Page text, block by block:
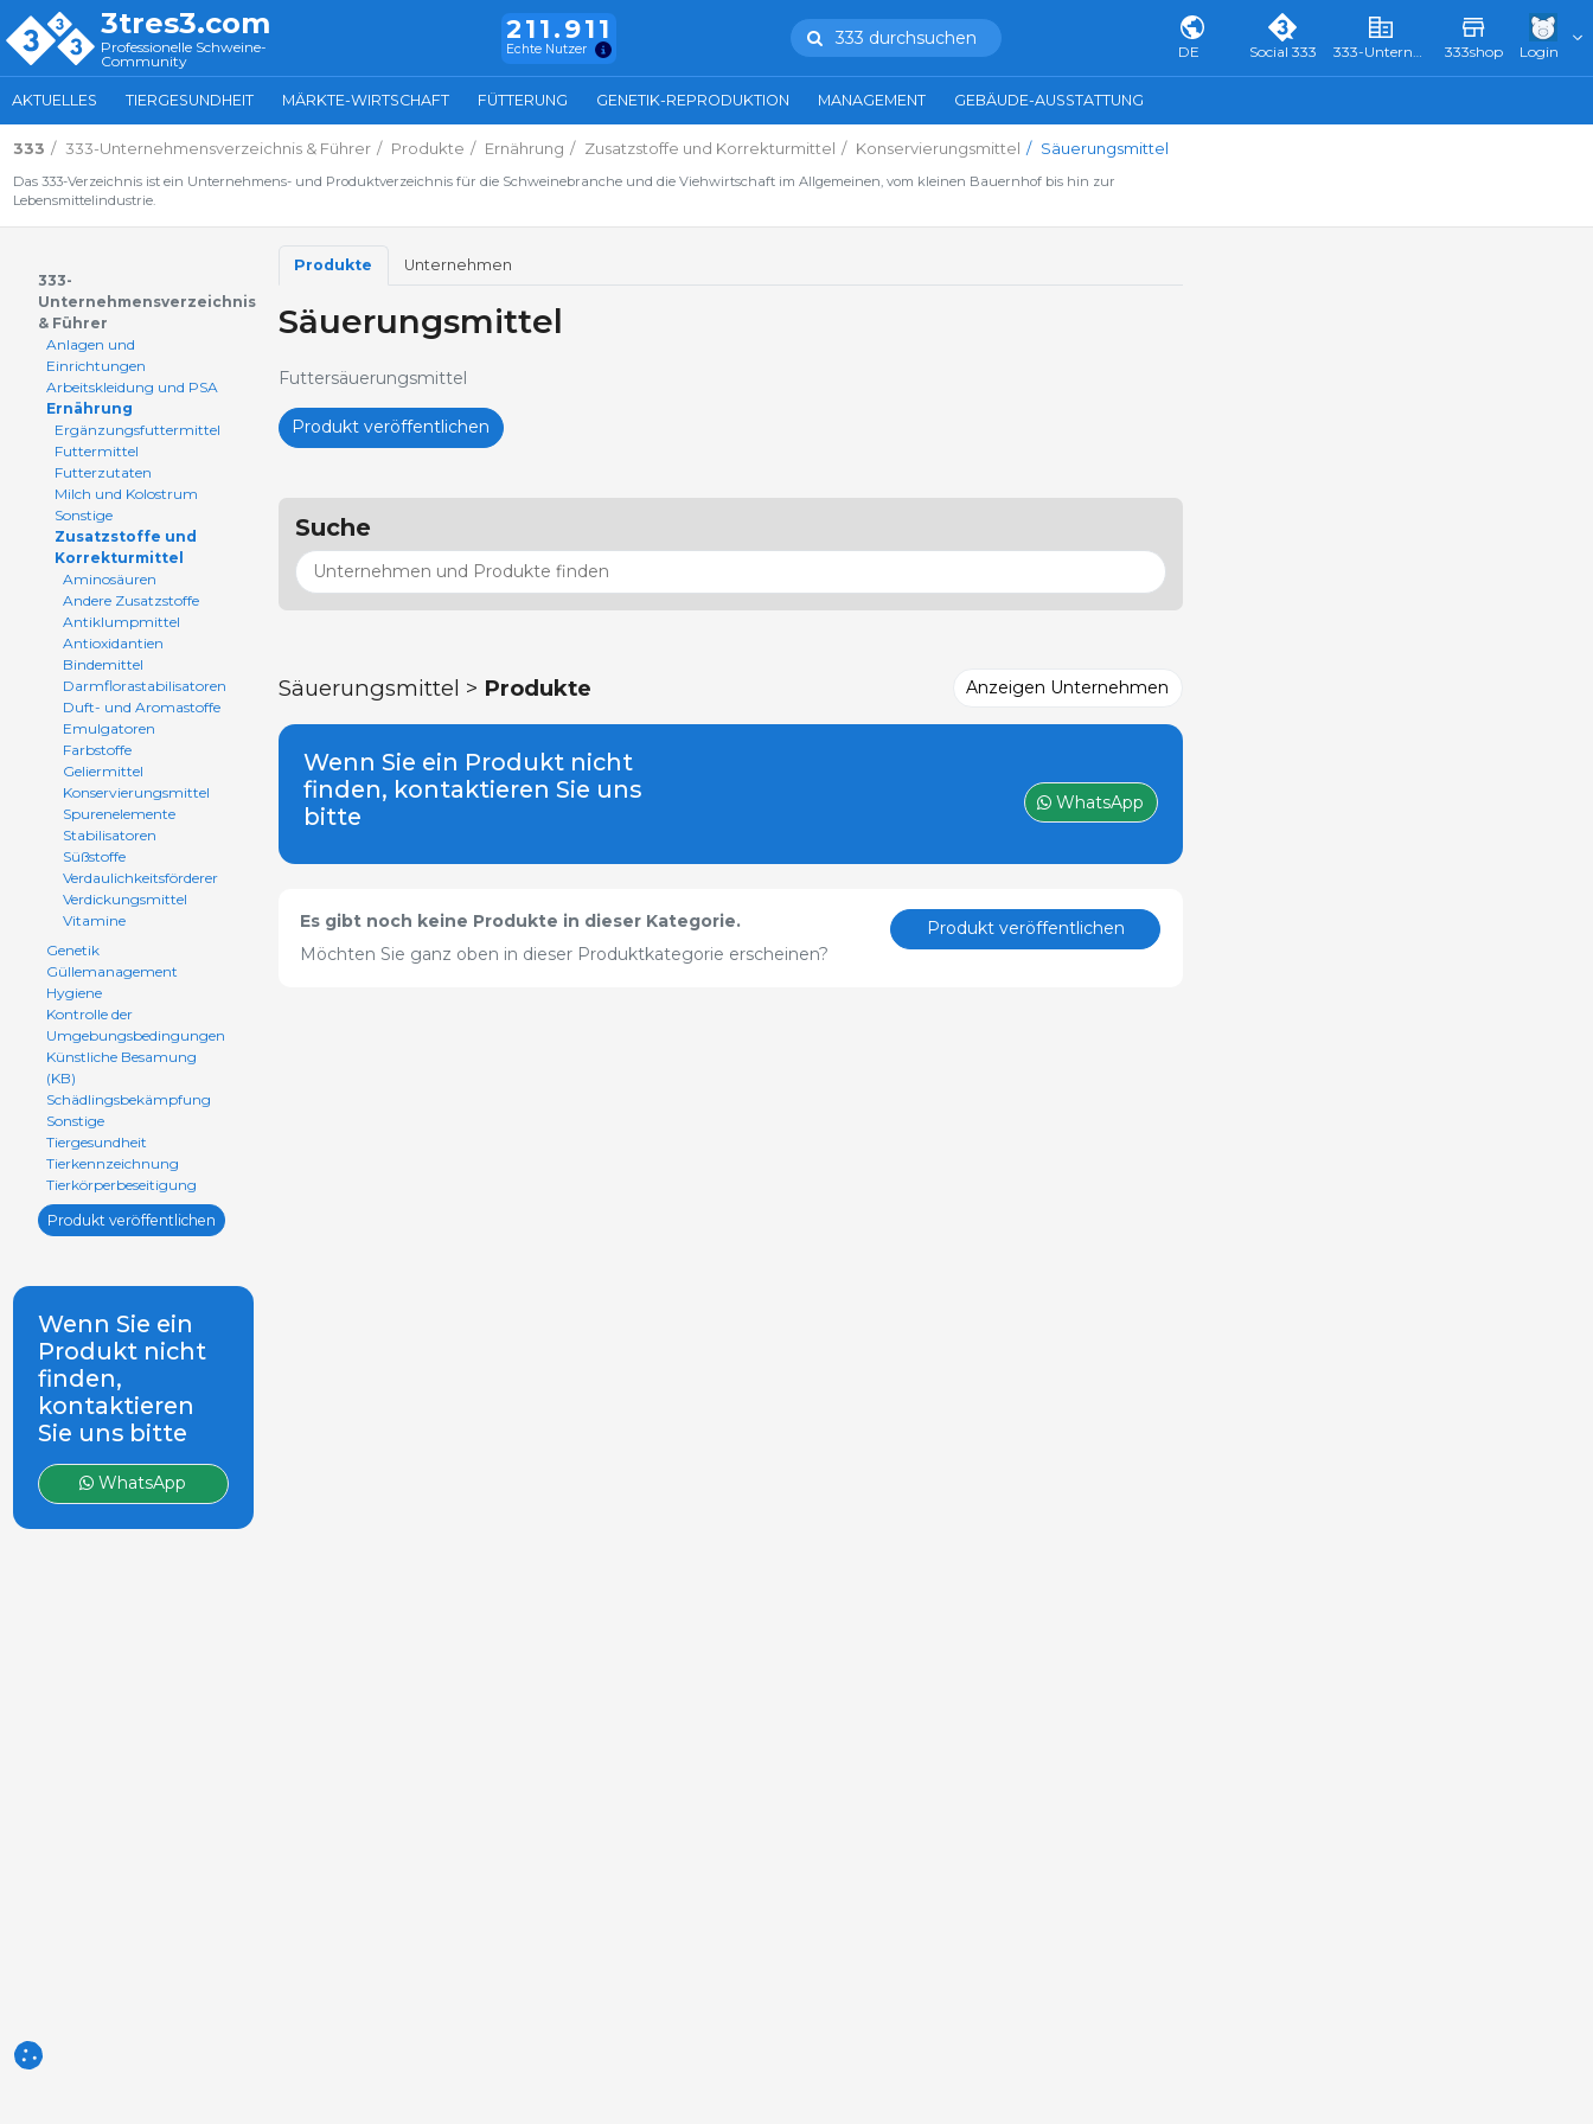
3tres3.com
Professionelle Schweine-
Community
211.911
Echte Nutzer
333 durchsuchen
DE Social 333 333-Unternehmensverzeichnis & Führer 333shop Login
AKTUELLES TIERGESUNDHEIT MÄRKTE-WIRTSCHAFT FÜTTERUNG GENETIK-REPRODUKTION MANAGEMENT GEBÄUDE-AUSSTATTUNG
333 333-Unternehmensverzeichnis & Führer Produkte Ernährung Zusatzstoffe und Korrekturmittel Konservierungsmittel Säuerungsmittel
Das 333-Verzeichnis ist ein Unternehmens- und Produktverzeichnis für die Schweinebranche und die Viehwirtschaft im Allgemeinen, vom kleinen Bauernhof bis hin zur
Lebensmittelindustrie.
333-
Unternehmensverzeichnis
& Führer
Anlagen und
Einrichtungen
Arbeitskleidung und PSA
Ernährung
Ergänzungsfuttermittel
Futtermittel
Futterzutaten
Milch und Kolostrum
Sonstige
Zusatzstoffe und
Korrekturmittel
Aminosäuren
Andere Zusatzstoffe
Antiklumpmittel
Antioxidantien
Bindemittel
Darmflorastabilisatoren
Duft- und Aromastoffe
Emulgatoren
Farbstoffe
Geliermittel
Konservierungsmittel
Spurenelemente
Stabilisatoren
Süßstoffe
Verdaulichkeitsförderer
Verdickungsmittel
Vitamine
Genetik
Güllemanagement
Hygiene
Kontrolle der
Umgebungsbedingungen
Künstliche Besamung
(KB)
Schädlingsbekämpfung
Sonstige
Tiergesundheit
Tierkennzeichnung
Tierkörperbeseitigung
Produkt veröffentlichen
Wenn Sie ein
Produkt nicht
finden,
kontaktieren
Sie uns bitte
WhatsApp
Produkte Unternehmen
Säuerungsmittel
Futtersäuerungsmittel
Produkt veröffentlichen
Suche
Säuerungsmittel > Produkte Anzeigen Unternehmen
Wenn Sie ein Produkt nicht
finden, kontaktieren Sie uns
bitte
WhatsApp
Es gibt noch keine Produkte in dieser Kategorie.
Möchten Sie ganz oben in dieser Produktkategorie erscheinen?
Produkt veröffentlichen